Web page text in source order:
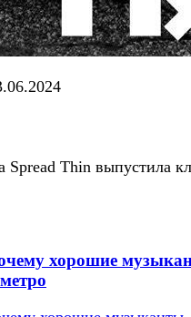
Spread Thin выпустила
хорошие